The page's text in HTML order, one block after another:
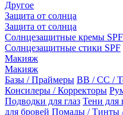
Другое
Защита от солнца
Защита от солнца
Солнцезащитные кремы SPF
Солнцезащитные стики SPF
Макияж
Макияж
Базы / Праймеры BB / CC /
Консилеры / Корректоры
Подводки для глаз Тени для
для бровей Помады / Тинты